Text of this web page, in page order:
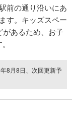
前の通り沿いにあ
す。キッズスペー
があるため、お子
8月8日、次回更新予